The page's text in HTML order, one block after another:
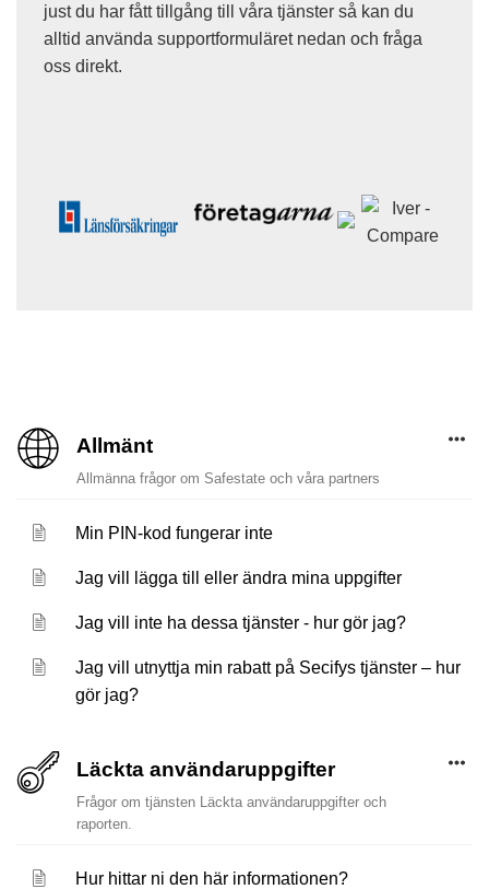
just du har fått tillgång till våra tjänster så kan du
alltid använda supportformuläret nedan och fråga
oss direkt.
Allmänt
Allmänna frågor om Safestate och våra partners
Min PIN-kod fungerar inte
Jag vill lägga till eller ändra mina uppgifter
Jag vill inte ha dessa tjänster - hur gör jag?
Jag vill utnyttja min rabatt på Secifys tjänster – hur
gör jag?
Läckta användaruppgifter
Frågor om tjänsten Läckta användaruppgifter och
raporten.
Hur hittar ni den här informationen?